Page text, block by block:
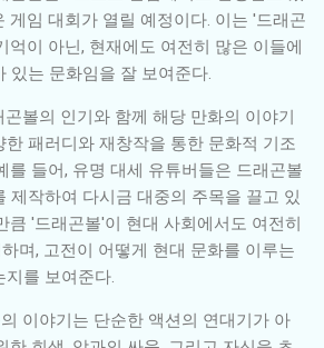
게임 대회가 열릴 예정이다. 이는 '드래곤
억이 아닌, 현재에도 여전히 많은 이들에
있는 문화임을 잘 보여준다.
볼의 인기와 함께 해당 만화의 이야기
한 패러디와 재창작을 통한 문화적 기조
를 들어, 유명 대세 유튜버들은 드래곤볼
제작하여 다시금 대중의 주목을 끌고 있
큼 '드래곤볼'이 현대 사회에서도 여전히
며, 고전이 어떻게 현대 문화를 이루는
를 보여준다.
이야기는 단순한 액션의 연대기가 아